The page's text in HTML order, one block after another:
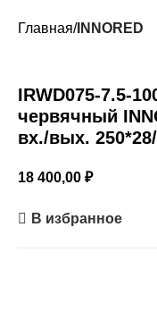
Главная INNORED
IRWD075-7.5-
червячный
вх./вых.
18 400,00 ₽
В избранное